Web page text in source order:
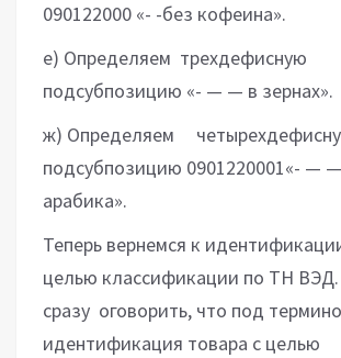
090122000 «- -без кофеина».
е) Определяем трехдефисную
подсубпозицию «- — — в зернах».
ж) Определяем
подсубпозицию 0901220001«- —
арабика».
Теперь вернемся к
целью классификации по ТН ВЭД.
сразу оговорить, что под
идентификация товара с целью